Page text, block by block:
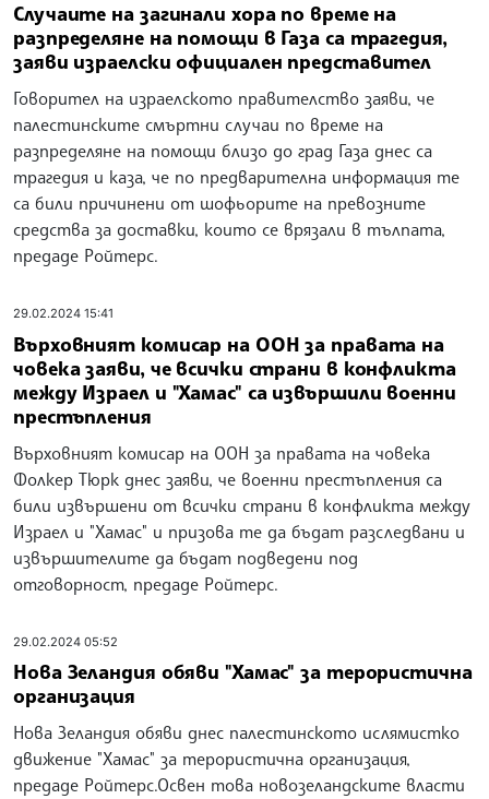
Случаите на загинали хора по време на
разпределяне на помощи в Газа са трагедия,
заяви израелски официален представител
Говорител на израелското правителство заяви, че
палестинските смъртни случаи по време на
разпределяне на помощи близо до град Газа днес са
трагедия и каза, че по предварителна информация те
са били причинени от шофьорите на превозните
средства за доставки, които се врязали в тълпата,
предаде Ройтерс.
29.02.2024 15:41
Върховният комисар на ООН за правата на
човека заяви, че всички страни в конфликта
между Израел и "Хамас" са извършили военни
престъпления
Върховният комисар на ООН за правата на човека
Фолкер Тюрк днес заяви, че военни престъпления са
били извършени от всички страни в конфликта между
Израел и "Хамас" и призова те да бъдат разследвани и
извършителите да бъдат подведени под
отговорност, предаде Ройтерс.
29.02.2024 05:52
Нова Зеландия обяви "Хамас" за терористична
организация
Нова Зеландия обяви днес палестинското ислямистко
движение "Хамас" за терористична организация,
предаде Ройтерс.Освен това новозеландските власти